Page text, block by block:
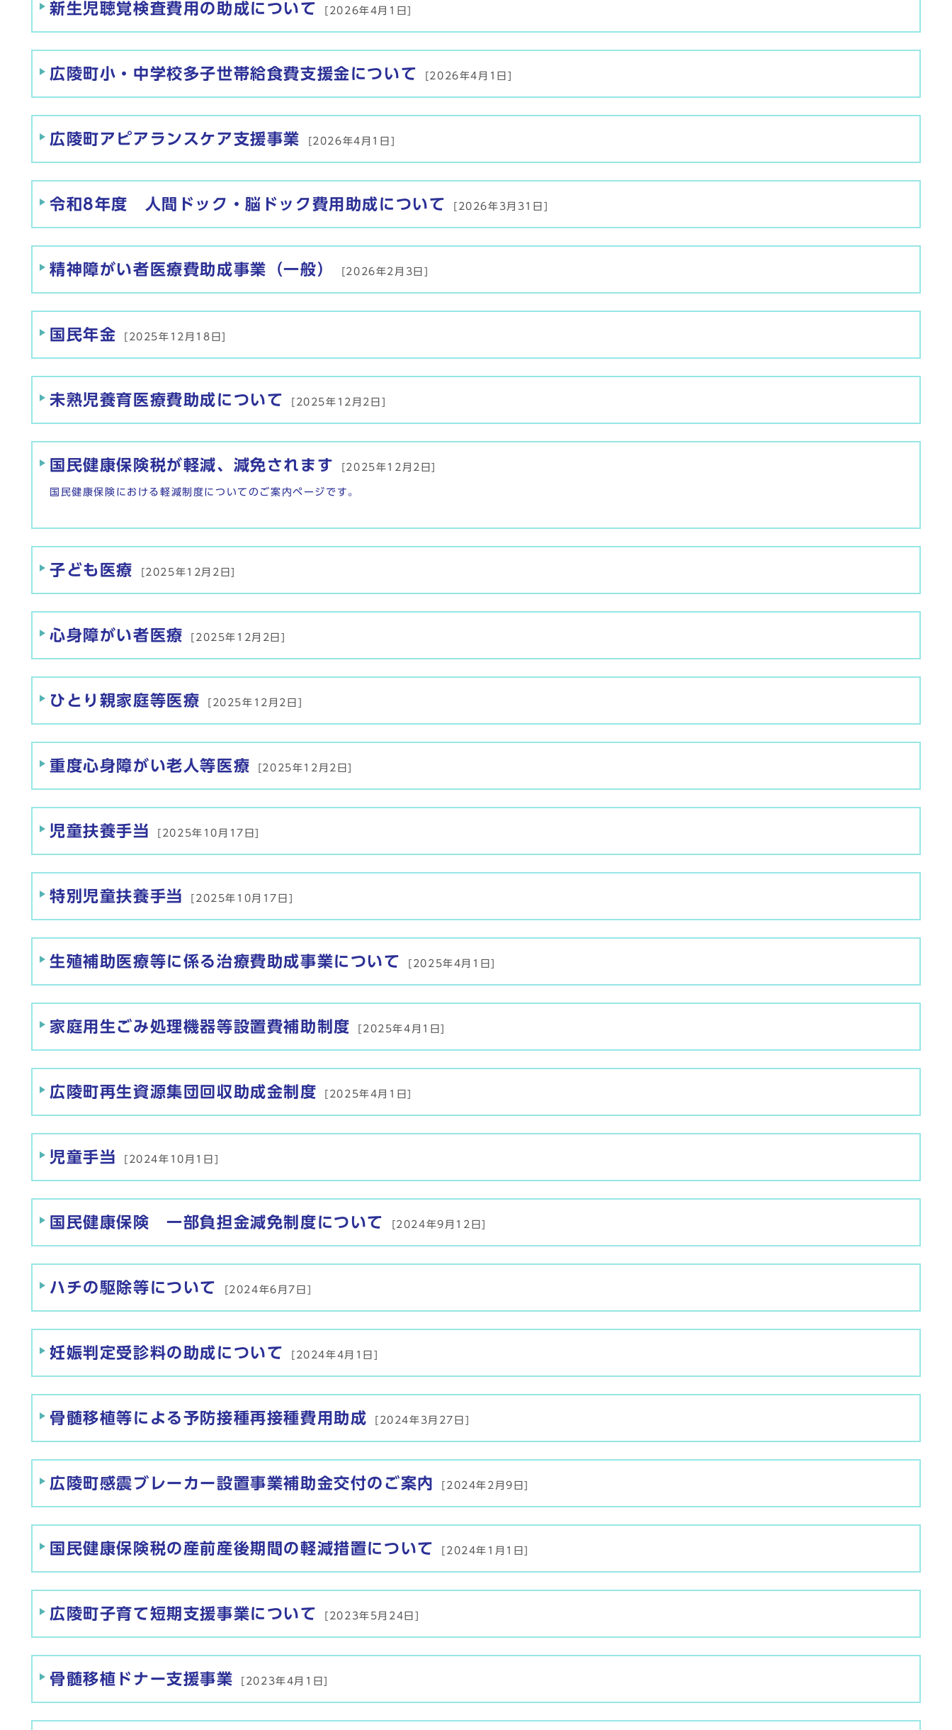
新生児聴覚検査費用の助成について [2026年4月1日]
広陵町小・中学校多子世帯給食費支援金について [2026年4月1日]
広陵町アピアランスケア支援事業 [2026年4月1日]
令和8年度 人間ドック・脳ドック費用助成について [2026年3月31日]
精神障がい者医療費助成事業（一般） [2026年2月3日]
国民年金 [2025年12月18日]
未熟児養育医療費助成について [2025年12月2日]
国民健康保険税が軽減、減免されます [2025年12月2日]
国民健康保険における軽減制度についてのご案内ページです。
子ども医療 [2025年12月2日]
心身障がい者医療 [2025年12月2日]
ひとり親家庭等医療 [2025年12月2日]
重度心身障がい老人等医療 [2025年12月2日]
児童扶養手当 [2025年10月17日]
特別児童扶養手当 [2025年10月17日]
生殖補助医療等に係る治療費助成事業について [2025年4月1日]
家庭用生ごみ処理機器等設置費補助制度 [2025年4月1日]
広陵町再生資源集団回収助成金制度 [2025年4月1日]
児童手当 [2024年10月1日]
国民健康保険 一部負担金減免制度について [2024年9月12日]
ハチの駆除等について [2024年6月7日]
妊娠判定受診料の助成について [2024年4月1日]
骨髄移植等による予防接種再接種費用助成 [2024年3月27日]
広陵町感震ブレーカー設置事業補助金交付のご案内 [2024年2月9日]
国民健康保険税の産前産後期間の軽減措置について [2024年1月1日]
広陵町子育て短期支援事業について [2023年5月24日]
骨髄移植ドナー支援事業 [2023年4月1日]